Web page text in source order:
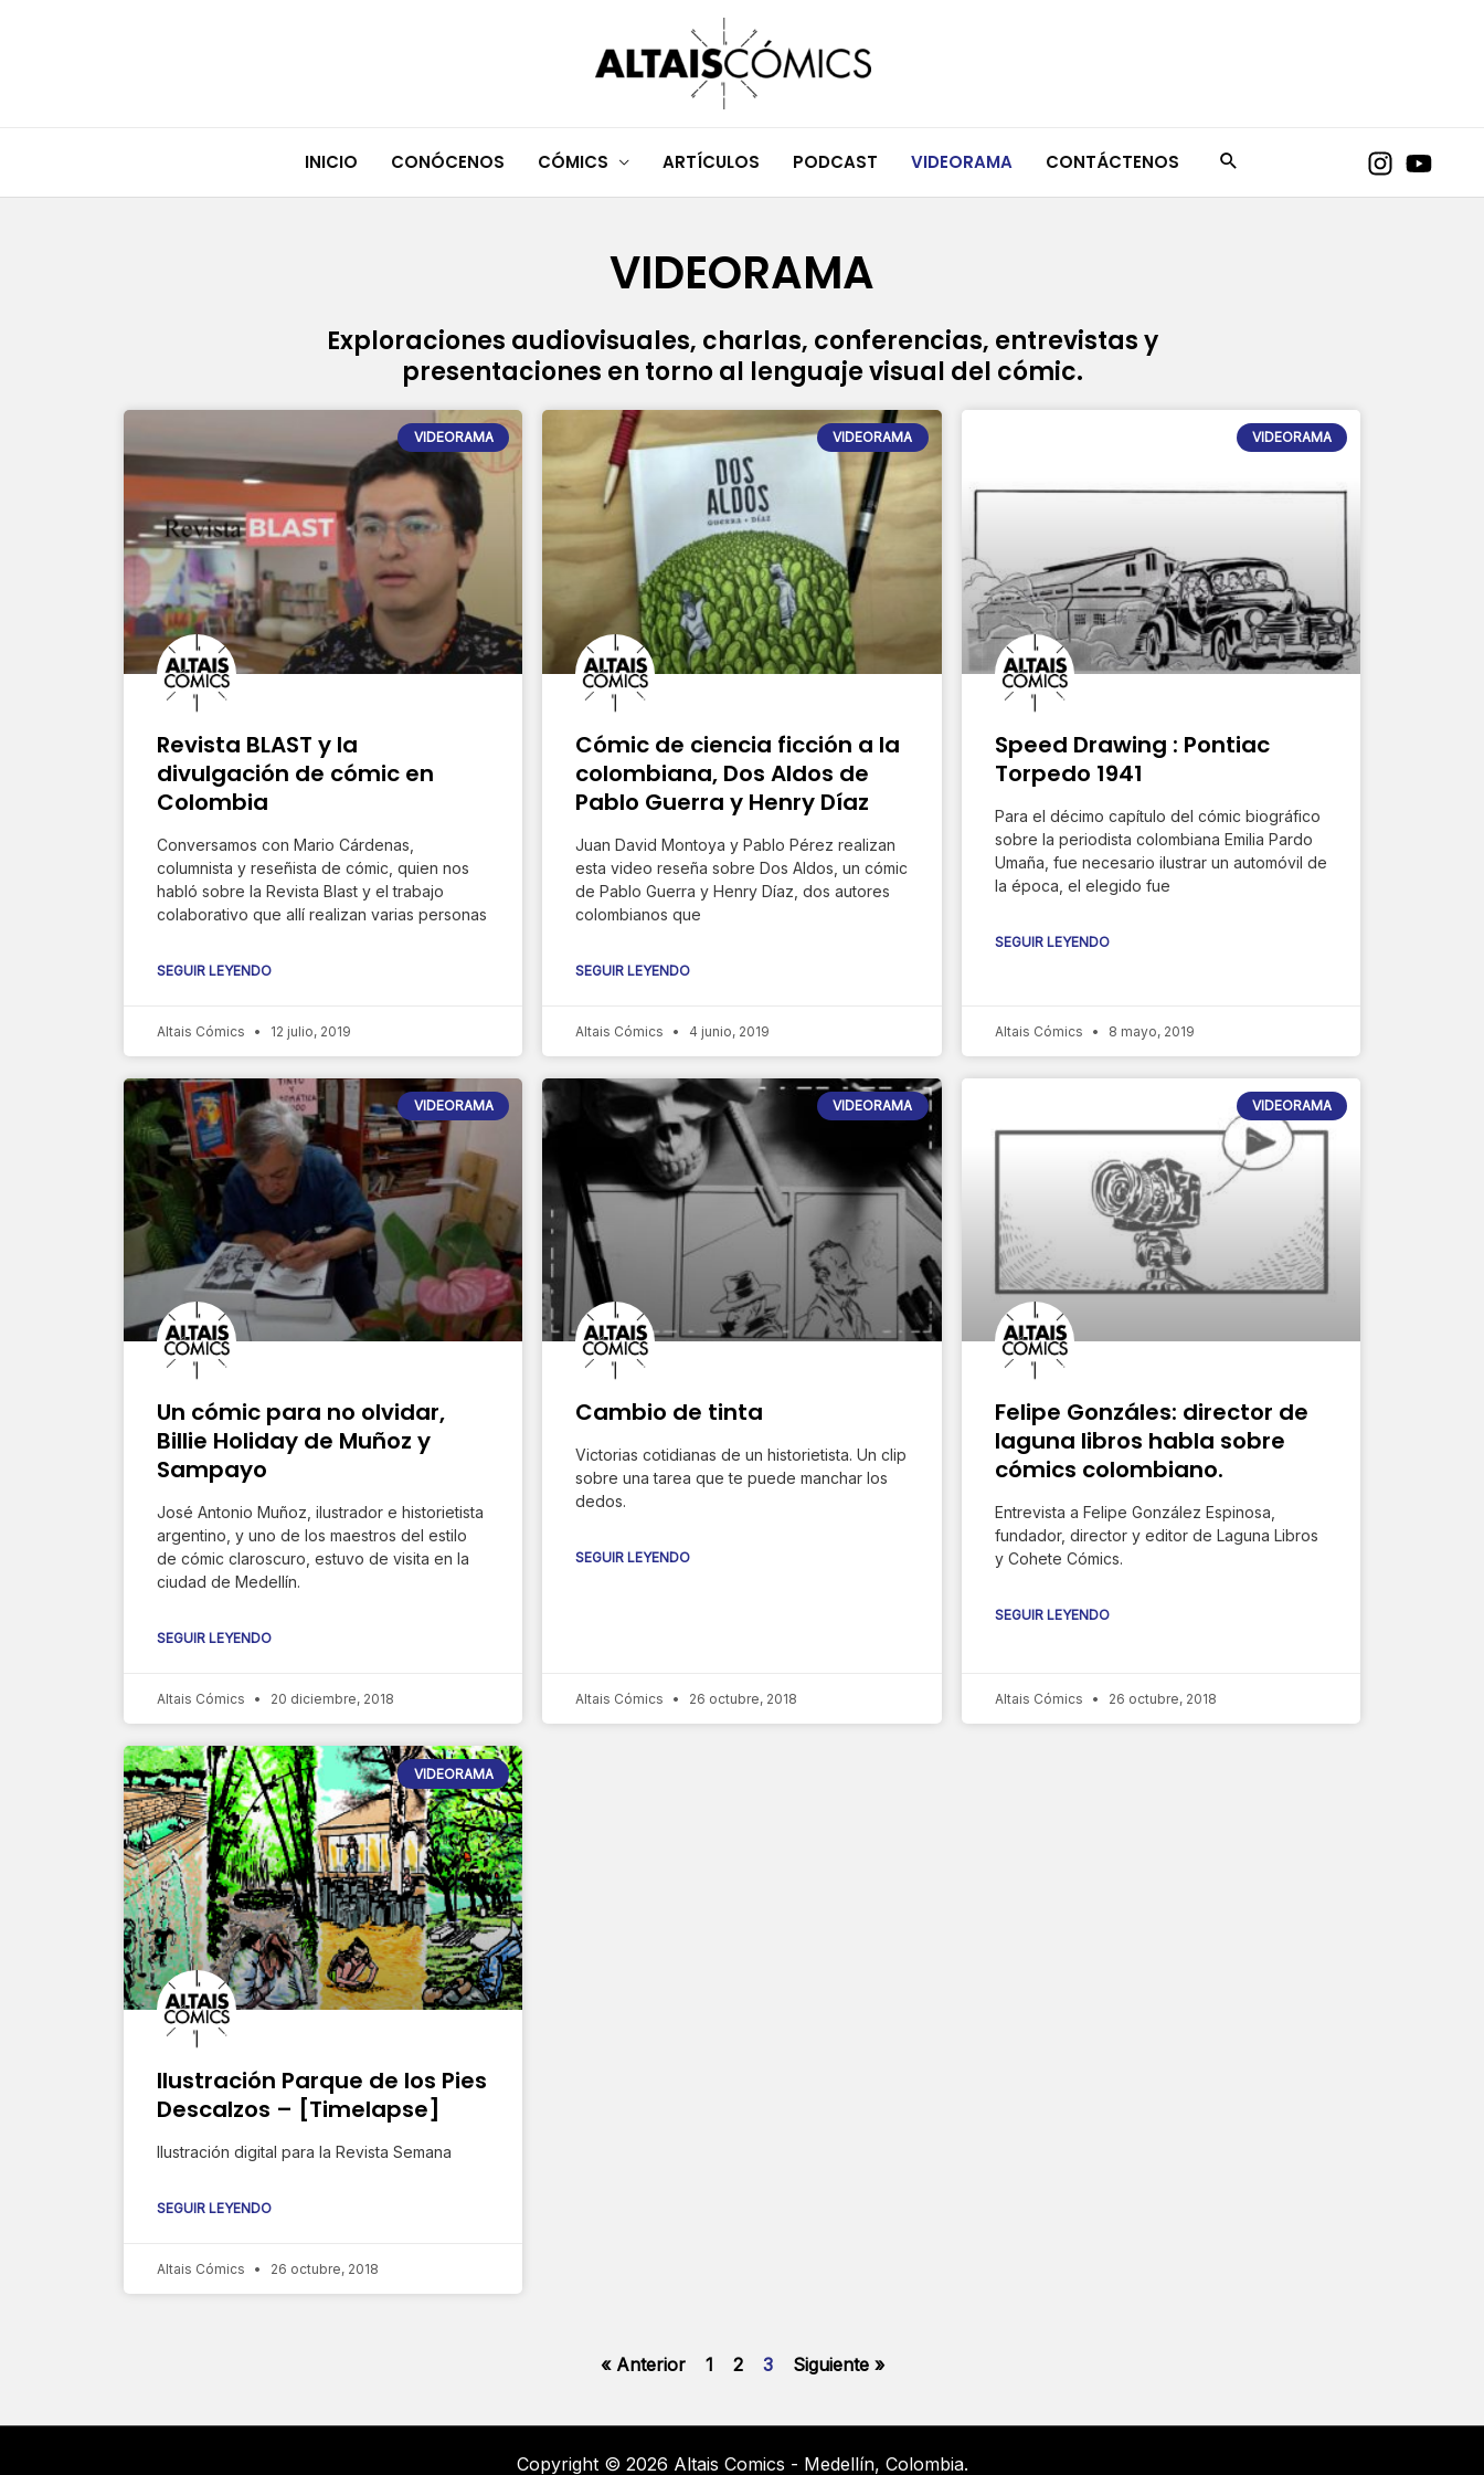
INICIO CONÓCENOS CÓMICS ARTÍCULOS PODCAST VIDEORAMA CONTÁCTENOS
VIDEORAMA
Exploraciones audiovisuales, charlas, conferencias, entrevistas y
presentaciones en torno al lenguaje visual del cómic.
VIDEORAMA
Revista BLAST y la
divulgación de cómic en
Colombia
Conversamos con Mario Cárdenas,
columnista y reseñista de cómic, quien nos
habló sobre la Revista Blast y el trabajo
colaborativo que allí realizan varias personas
SEGUIR LEYENDO
Altais Cómics 12 julio, 2019
VIDEORAMA
Cómic de ciencia ficción a la
colombiana, Dos Aldos de
Pablo Guerra y Henry Díaz
Juan David Montoya y Pablo Pérez realizan
esta video reseña sobre Dos Aldos, un cómic
de Pablo Guerra y Henry Díaz, dos autores
colombianos que
SEGUIR LEYENDO
Altais Cómics 4 junio, 2019
VIDEORAMA
Speed Drawing : Pontiac
Torpedo 1941
Para el décimo capítulo del cómic biográfico
sobre la periodista colombiana Emilia Pardo
Umaña, fue necesario ilustrar un automóvil de
la época, el elegido fue
SEGUIR LEYENDO
Altais Cómics 8 mayo, 2019
VIDEORAMA
Un cómic para no olvidar,
Billie Holiday de Muñoz y
Sampayo
José Antonio Muñoz, ilustrador e historietista
argentino, y uno de los maestros del estilo
de cómic claroscuro, estuvo de visita en la
ciudad de Medellín.
SEGUIR LEYENDO
Altais Cómics 20 diciembre, 2018
VIDEORAMA
Cambio de tinta
Victorias cotidianas de un historietista. Un clip
sobre una tarea que te puede manchar los
dedos.
SEGUIR LEYENDO
Altais Cómics 26 octubre, 2018
VIDEORAMA
Felipe Gonzáles: director de
laguna libros habla sobre
cómics colombiano.
Entrevista a Felipe González Espinosa,
fundador, director y editor de Laguna Libros
y Cohete Cómics.
SEGUIR LEYENDO
Altais Cómics 26 octubre, 2018
VIDEORAMA
Ilustración Parque de los Pies
Descalzos – [Timelapse]
Ilustración digital para la Revista Semana
SEGUIR LEYENDO
Altais Cómics 26 octubre, 2018
« Anterior
g
e
1
P
a
g
e
2
P
g
e
3 Siguiente »
Copyright © 2026 Altais Comics - Medellín, Colombia.